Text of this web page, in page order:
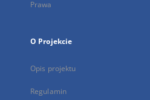
Prawa
O Projekcie
Opis projektu
Regulamin